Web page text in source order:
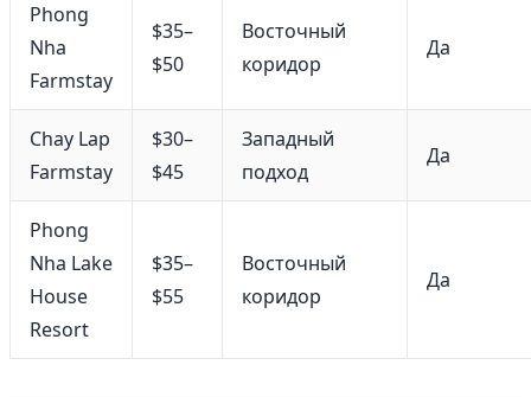
Phong
Nha
Farmstay
$35–
$50
Восточный
коридор
Да
Chay Lap
Farmstay
$30–
$45
Западный
подход
Да
Phong
Nha Lake
House
Resort
$35–
$55
Восточный
коридор
Да